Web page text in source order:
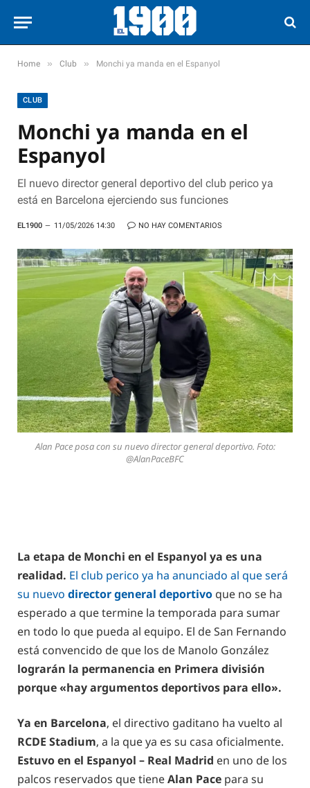
Home » Club » Monchi ya manda en el Espanyol
CLUB
Monchi ya manda en el
Espanyol
El nuevo director general deportivo del club perico ya
está en Barcelona ejerciendo sus funciones
EL1900 11/05/2026 14:30 NO HAY COMENTARIOS
Alan Pace posa con su nuevo director general deportivo. Foto:
@AlanPaceBFC
La etapa de Monchi en el Espanyol ya es una
realidad. El club perico ya ha anunciado al que será
su nuevo director general deportivo que no se ha
esperado a que termine la temporada para sumar
en todo lo que pueda al equipo. El de San Fernando
está convencido de que los de Manolo González
lograrán la permanencia en Primera división
porque «hay argumentos deportivos para ello».
Ya en Barcelona, el directivo gaditano ha vuelto al
RCDE Stadium, a la que ya es su casa oficialmente.
Estuvo en el Espanyol – Real Madrid en uno de los
palcos reservados que tieneAlan Pace para su